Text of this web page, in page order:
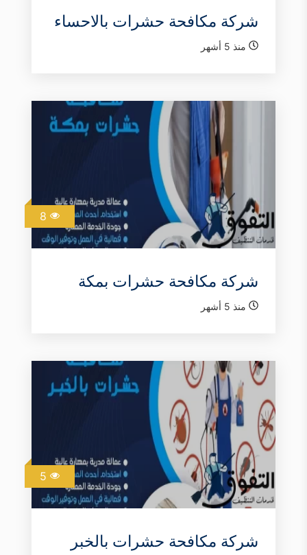
شركة مكافحة حشرات بالاحساء
منذ 5 أشهر
شركة مكافحة حشرات بمكة
منذ 5 أشهر
شركة مكافحة حشرات بالخبر